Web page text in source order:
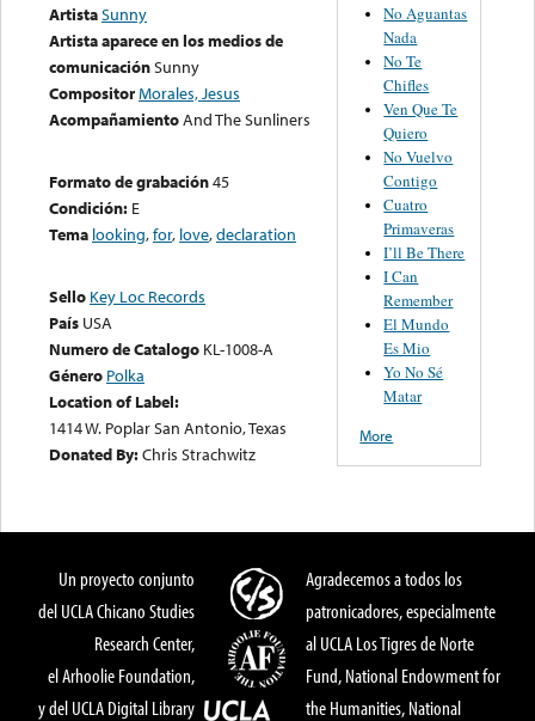
ArtistaSunny
Artista aparece en los medios de
comunicaciónSunny
CompositorMorales, Jesus
AcompañamientoAnd The Sunliners
Formato de grabación45
Condición: E
Tema looking,for, love,declaration
Sello Key Loc Records
País USA
Numero de Catalogo KL-1008-A
Género Polka
Location of Label:
1414 W. Poplar San Antonio, Texas
Donated By:Chris Strachwitz
No Aguantas
Nada
No Te
Chifles
Ven Que Te
Quiero
No Vuelvo
Contigo
Cuatro
Primaveras
I’ll Be There
I Can
Remember
El Mundo
Es Mio
Yo No Sé
Matar
More
Un proyecto conjunto
del UCLA Chicano Studies
Research Center,
el Arhoolie Foundation,
y del UCLA Digital Library
Agradecemos a todos los
patronicadores, especialmente
al UCLA Los Tigres de Norte
Fund, National Endowment for
the Humanities, National